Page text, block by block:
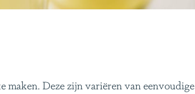
Deze zijn variëren van